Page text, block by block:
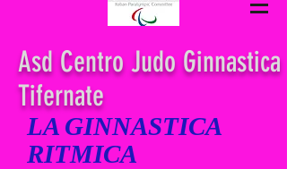
Asd Centro Judo Ginnastica
Tifernate
LA GINNASTICA
RITMICA